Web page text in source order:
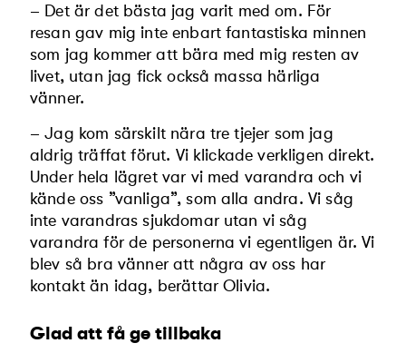
– Det är det bästa jag varit med om. För
resan gav mig inte enbart fantastiska minnen
som jag kommer att bära med mig resten av
livet, utan jag fick också massa härliga
vänner.
– Jag kom särskilt nära tre tjejer som jag
aldrig träffat förut. Vi klickade verkligen direkt.
Under hela lägret var vi med varandra och vi
kände oss ”vanliga”, som alla andra. Vi såg
inte varandras sjukdomar utan vi såg
varandra för de personerna vi egentligen är. Vi
blev så bra vänner att några av oss har
kontakt än idag, berättar Olivia.
Glad att få ge tillbaka